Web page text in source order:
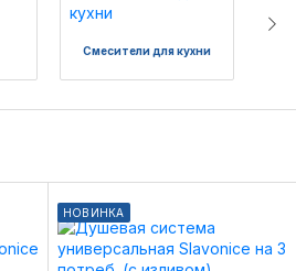
Смесители для кухни
НОВИНКА